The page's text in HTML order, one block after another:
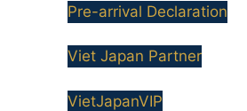
Pre-arrival Declaration
Viet Japan Partner
VietJapanVIP